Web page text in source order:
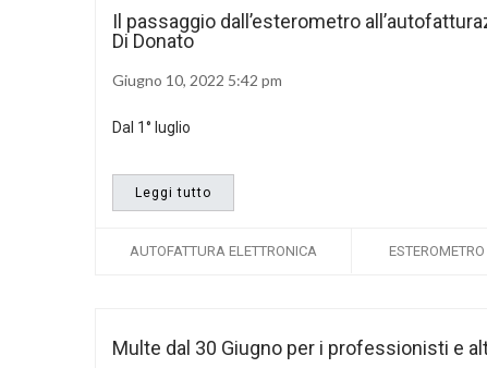
Il passaggio dall’esterometro
Di Donato
Giugno 10, 2022 5:42 pm
Dal 1° luglio
Leggi tutto
AUTOFATTURA ELETTRONICA ESTEROMETRO
Multe dal 30 Giugno per i professionisti e